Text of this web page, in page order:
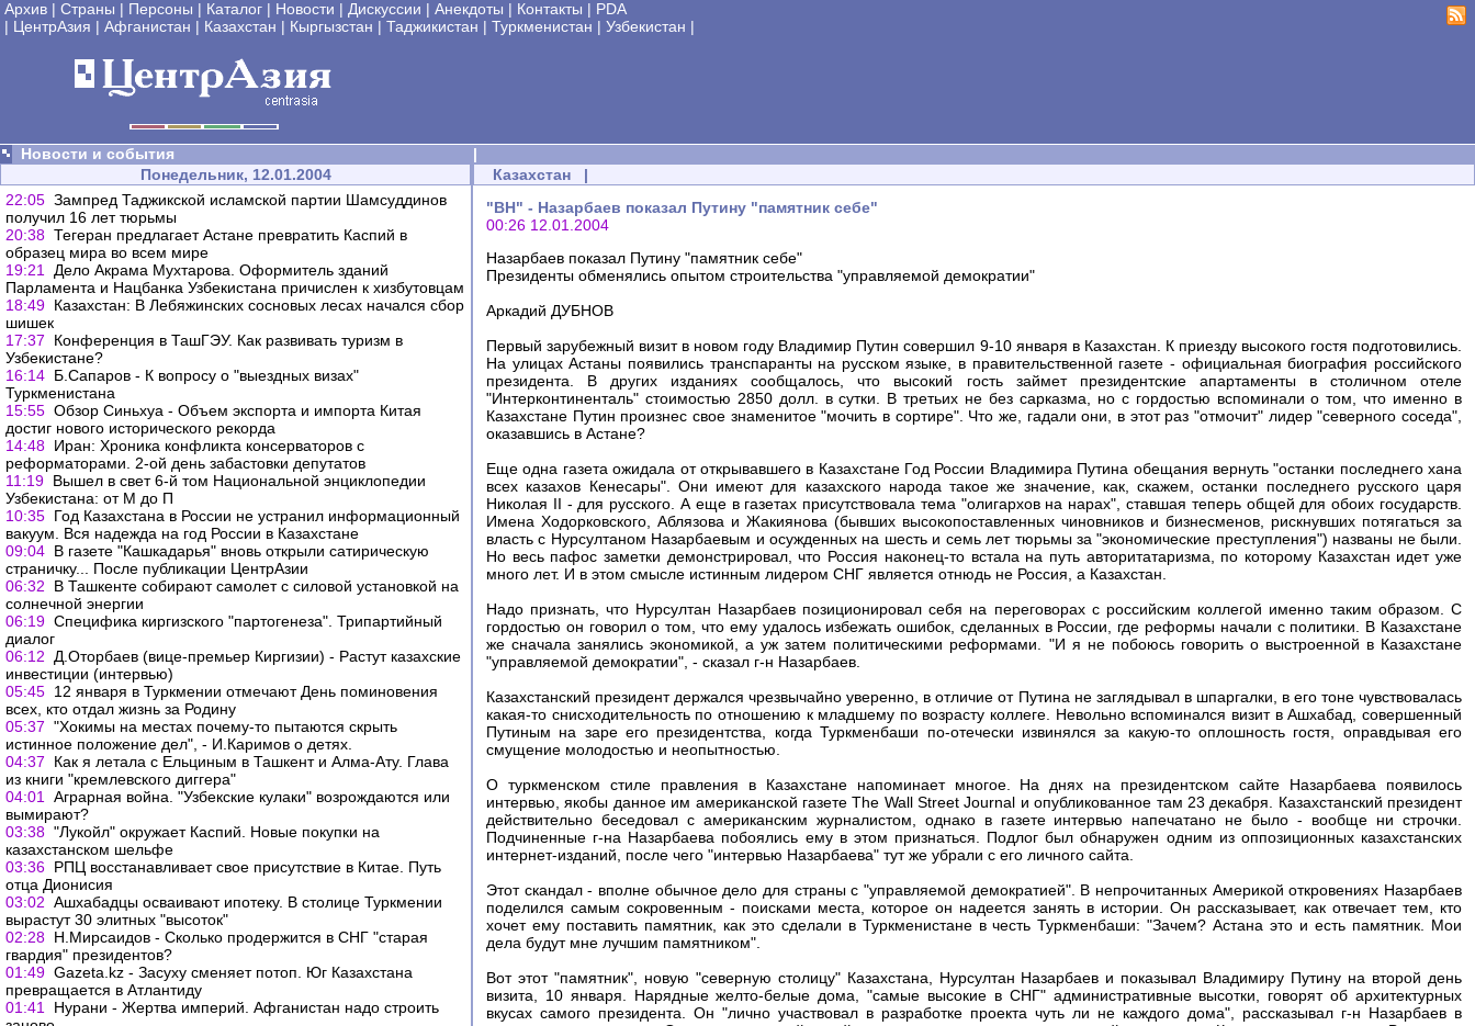
Архив | Страны | Персоны | Каталог | Новости | Дискуссии | Анекдоты | Контакты | PDA
| ЦентрАзия | Афганистан | Казахстан | Кыргызстан | Таджикистан | Туркменистан | Узбекистан |
Новости и события
|
Понедельник, 12.01.2004
22:05 Зампред Таджикской исламской партии Шамсуддинов
получил 16 лет тюрьмы
20:38 Тегеран предлагает Астане превратить Каспий в
образец мира во всем мире
19:21
Дело Акрама Мухтарова. Оформитель зданий
Парламента и Нацбанка Узбекистана причислен к хизбутовцам
18:49 Казахстан: В Лебяжинских сосновых лесах начался сбор
шишек
17:37
Конференция в ТашГЭУ. Как развивать туризм в
Узбекистане?
16:14 Б.Сапаров - К вопросу о "выездных визах"
Туркменистана
15:55 Обзор Синьхуа - Объем экспорта и импорта Китая
достиг нового исторического рекорда
14:48 Иран: Хроника конфликта консерваторов с
реформаторами. 2-ой день забастовки депутатов
11:19 Вышел в свет 6-й том Национальной энциклопедии
Узбекистана: от М до П
10:35 Год Казахстана в России не устранил информационный
вакуум. Вся надежда на год России в Казахстане
09:04 В газете "Кашкадарья" вновь открыли сатирическую
страничку... После публикации ЦентрАзии
06:32
В Ташкенте собирают самолет с силовой установкой на
солнечной энергии
06:19 Специфика киргизского "партогенеза". Трипартийный
диалог
06:12
Д.Оторбаев (вице-премьер Киргизии) - Растут казахские
инвестиции (интервью)
05:45 12 января в Туркмении отмечают День поминовения
всех, кто отдал жизнь за Родину
05:37 "Хокимы на местах почему-то пытаются скрыть
истинное положение дел", - И.Каримов о детях.
04:37
Как я летала с Ельциным в Ташкент и Алма-Ату. Глава
из книги "кремлевского диггера"
04:01
Аграрная война. "Узбекские кулаки" возрождаются или
вымирают?
03:38 "Лукойл" окружает Каспий. Новые покупки на
казахстанском шельфе
03:36 РПЦ восстанавливает свое присутствие в Китае. Путь
отца Дионисия
03:02 Ашхабадцы осваивают ипотеку. В столице Туркмении
вырастут 30 элитных "высоток"
02:28 Н.Мирсаидов - Сколько продержится в СНГ "старая
гвардия" президентов?
01:49 Gazeta.kz - Засуху сменяет потоп. Юг Казахстана
превращается в Атлантиду
01:41
Нурани - Жертва империй. Афганистан надо строить
Казахстан |
"ВН" - Назарбаев показал Путину "памятник себе"
00:26 12.01.2004
Назарбаев показал Путину "памятник себе"
Президенты обменялись опытом строительства "управляемой демократии"
Аркадий ДУБНОВ
Первый зарубежный визит в новом году Владимир Путин совершил 9-10 января в Казахстан. К приезду высокого гостя подготовились.
На улицах Астаны появились транспаранты на русском языке, в правительственной газете - официальная биография российского
президента. В других изданиях сообщалось, что высокий гость займет президентские апартаменты в столичном отеле
"Интерконтиненталь" стоимостью 2850 долл. в сутки. В третьих не без сарказма, но с гордостью вспоминали о том, что именно в
Казахстане Путин произнес свое знаменитое "мочить в сортире". Что же, гадали они, в этот раз "отмочит" лидер "северного соседа",
оказавшись в Астане?
Еще одна газета ожидала от открывавшего в Казахстане Год России Владимира Путина обещания вернуть "останки последнего хана
всех казахов Кенесары". Они имеют для казахского народа такое же значение, как, скажем, останки последнего русского царя
Николая II - для русского. А еще в газетах присутствовала тема "олигархов на нарах", ставшая теперь общей для обоих государств.
Имена Ходорковского, Аблязова и Жакиянова (бывших высокопоставленных чиновников и бизнесменов, рискнувших потягаться за
власть с Нурсултаном Назарбаевым и осужденных на шесть и семь лет тюрьмы за "экономические преступления") названы не были.
Но весь пафос заметки демонстрировал, что Россия наконец-то встала на путь авторитатаризма, по которому Казахстан идет уже
много лет. И в этом смысле истинным лидером СНГ является отнюдь не Россия, а Казахстан.
Надо признать, что Нурсултан Назарбаев позиционировал себя на переговорах с российским коллегой именно таким образом. С
гордостью он говорил о том, что ему удалось избежать ошибок, сделанных в России, где реформы начали с политики. В Казахстане
же сначала занялись экономикой, а уж затем политическими реформами. "И я не побоюсь говорить о выстроенной в Казахстане
"управляемой демократии", - сказал г-н Назарбаев.
Казахстанский президент держался чрезвычайно уверенно, в отличие от Путина не заглядывал в шпаргалки, в его тоне чувствовалась
какая-то снисходительность по отношению к младшему по возрасту коллеге. Невольно вспоминался визит в Ашхабад, совершенный
Путиным на заре его президентства, когда Туркменбаши по-отечески извинялся за какую-то оплошность гостя, оправдывая его
смущение молодостью и неопытностью.
О туркменском стиле правления в Казахстане напоминает многое. На днях на президентском сайте Назарбаева появилось
интервью, якобы данное им американской газете The Wall Street Journal и опубликованное там 23 декабря. Казахстанский президент
действительно беседовал с американским журналистом, однако в газете интервью напечатано не было - вообще ни строчки.
Подчиненные г-на Назарбаева побоялись ему в этом признаться. Подлог был обнаружен одним из оппозиционных казахстанских
интернет-изданий, после чего "интервью Назарбаева" тут же убрали с его личного сайта.
Этот скандал - вполне обычное дело для страны с "управляемой демократией". В непрочитанных Америкой откровениях Назарбаев
поделился самым сокровенным - поисками места, которое он надеется занять в истории. Он рассказывает, как отвечает тем, кто
хочет ему поставить памятник, как это сделали в Туркменистане в честь Туркменбаши: "Зачем? Астана это и есть памятник. Мои
дела будут мне лучшим памятником".
Вот этот "памятник", новую "северную столицу" Казахстана, Нурсултан Назарбаев и показывал Владимиру Путину на второй день
визита, 10 января. Нарядные желто-белые дома, "самые высокие в СНГ" административные высотки, говорят об архитектурных
вкусах самого президента. Он "лично участвовал в разработке проекта чуть ли не каждого дома", рассказывал г-н Назарбаев в